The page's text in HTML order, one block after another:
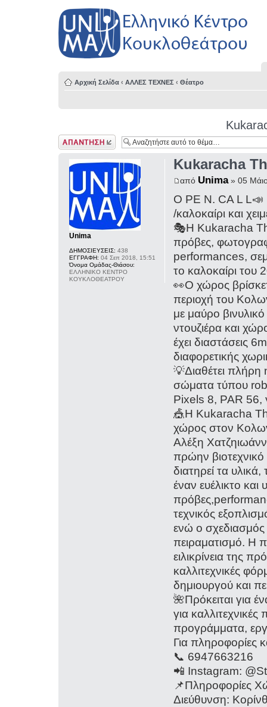
Αρχική Σελίδα ‹ ΑΛΛΕΣ ΤΕΧΝΕΣ ‹ Θέατρο
Δημιουργία
απάντησης
Kukaracha
από Unima» 05
O PE N. CA L L📣
/καλοκαίρι και
🎭Η Kukaracha
πρόβες,
performances,
το καλοκαίρι του
👀O χώρος
περιοχή του
με μαύρο
ντουζιέρα και
έχει διαστάσεις
διαφορετικής
💡Διαθέτει πλήρη
σώματα τύπου
Pixels 8, PAR 56,
🎪Η Kukaracha
χώρος στον
Αλέξη
πρώην
διατηρεί τα
έναν ευέλικτο
τεχνικός
ενώ ο σχεδιασμός
πειραματισμό. Η
ειλικρίνεια της
καλλιτεχνικές
δημιουργού και
🌺Πρόκειται για
για
προγράμματα,
Για πληροφορίες
📞 6947663216
📲 Instagram:
📌Πληροφορίες
Διεύθυνση:
Unima
ΔΗΜΟΣΙΕΥΣΕΙΣ: 438
ΕΓΓΡΑΦΗ: 04 Σεπ 2018, 15:51
Όνομα Ομάδας-Θιάσου:
ΕΛΛΗΝΙΚΟ ΚΕΝΤΡΟ
ΚΟΥΚΛΟΘΕΑΤΡΟΥ